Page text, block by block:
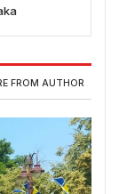
FROM AUTHOR